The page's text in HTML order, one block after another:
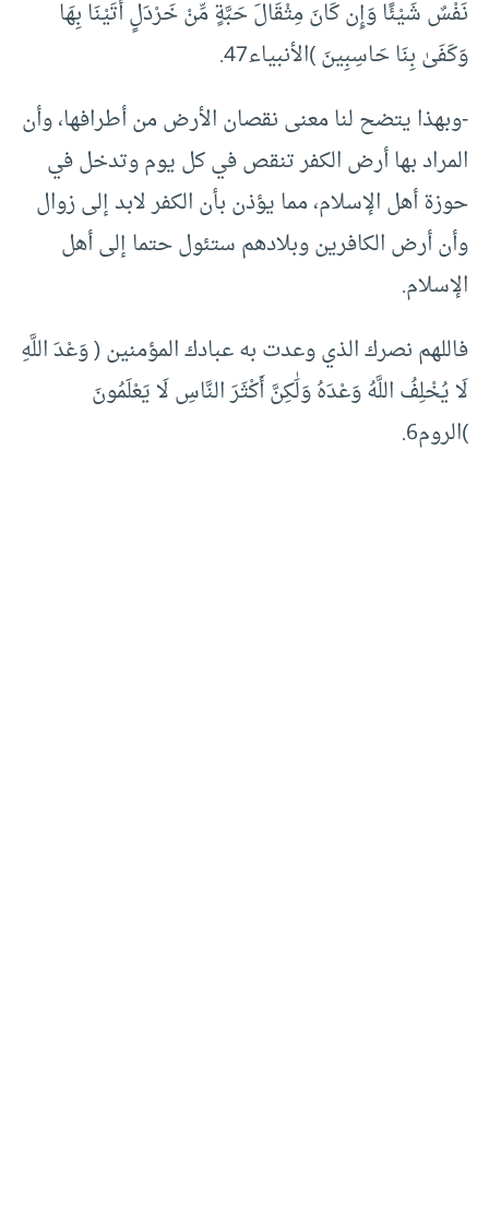
نَفْسٌ شَيْئًا وَإِن كَانَ مِثْقَالَ حَبَّةٍ مِّنْ خَرْدَلٍ أَتَيْنَا بِهَا
وَكَفَىٰ بِنَا حَاسِبِينَ )الأنبياء47.
-وبهذا يتضح لنا معنى نقصان الأرض من أطرافها، وأن
المراد بها أرض الكفر تنقص في كل يوم وتدخل في
حوزة أهل الإسلام، مما يؤذن بأن الكفر لابد إلى زوال
وأن أرض الكافرين وبلادهم ستئول حتما إلى أهل
الإسلام.
فاللهم نصرك الذي وعدت به عبادك المؤمنين ( وَعْدَ اللَّهِ
لَا يُخْلِفُ اللَّهُ وَعْدَهُ وَلَٰكِنَّ أَكْثَرَ النَّاسِ لَا يَعْلَمُونَ
)الروم6.